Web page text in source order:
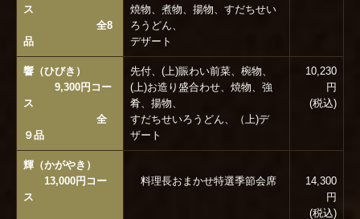
ス
全8
品
焼物、煮物、揚物、すだちせい
ろうどん、
デザート
響（ひびき）
9,300円コー
ス
全
９品
先付、(上)賑わい前菜、椀物、
(上)お造り盛合わせ、焼物、強
肴、揚物、
すだちせいろうどん、（上)デ
ザート
10,230
円
(税込)
輝（かがやき）
13,000円コー
ス
料理長おまかせ特選季節会席
14,300
円
(税込)